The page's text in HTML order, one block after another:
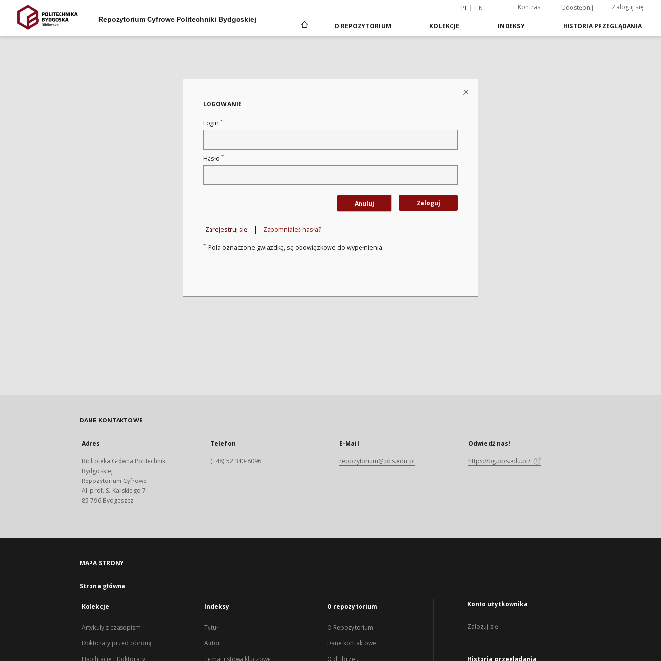
PL EN Kontrast Udostępnij Zaloguj się
Repozytorium Cyfrowe Politechniki Bydgoskiej
O REPOZYTORIUM KOLEKCJE INDEKSY HISTORIA PRZEGLĄDANIA
LOGOWANIE
Login *
Hasło *
Anuluj Zaloguj
Zarejestruj się | Zapomniałeś hasła?
* Pola oznaczone gwiazdką, są obowiązkowe do wypełnienia.
DANE KONTAKTOWE
Adres
Biblioteka Główna Politechniki
Bydgoskiej
Repozytorium Cyfrowe
Al. prof. S. Kaliskiego 7
85-796 Bydgoszcz
Telefon
(+48) 52 340-8096
E-Mail
repozytorium@pbs.edu.pl
Odwiedź nas!
https://bg.pbs.edu.pl/
MAPA STRONY
Strona główna
Kolekcje
Artykuły z czasopism
Doktoraty przed obroną
Habilitacje i Doktoraty
Indeksy
Tytuł
Autor
Temat i słowa kluczowe
O repozytorium
O Repozytorium
Dane kontaktowe
O dLibrze...
Konto użytkownika
Zaloguj się
Historia przeglądania